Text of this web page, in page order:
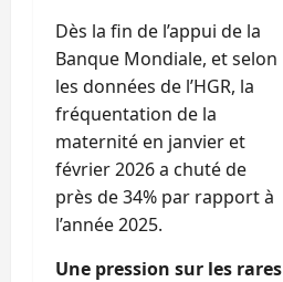
Dès la fin de l’appui de la
Banque Mondiale, et selon
les données de l’HGR, la
fréquentation de la
maternité en janvier et
février 2026 a chuté de
près de 34% par rapport à
l’année 2025.
Une pression sur les rares